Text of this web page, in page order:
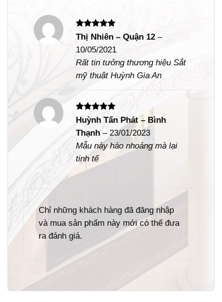
Được xếp
hạng55
sao
Thị Nhiên – Quận 12–
10/05/2021
Rất tin tưởng thương hiệu Sắt
mỹ thuật Huỳnh Gia An
Được xếp
hạng
sao
Huỳnh Tấn Phát – Bình
Thạnh– 23/01/2023
Mẫu này hào nhoáng mà lại
tinh tế
Chỉ những khách hàng đã đăng nhập
và mua sản phẩm này mới có thể đưa
ra đánh giá.